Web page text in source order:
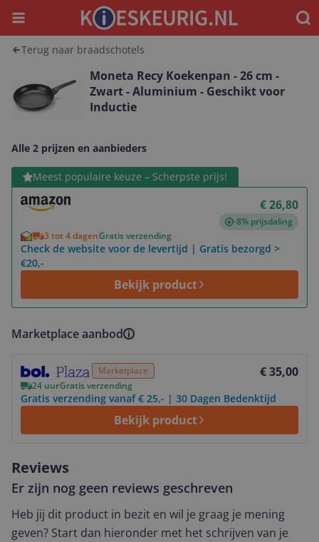
Menu
Terug naar braadschotels
Moneta Recy Koekenpan - 26 cm -
Zwart - Aluminium - Geschikt voor
Inductie
Alle 2 prijzen en aanbieders
Meest populaire keuze – Scherpste prijs!
€ 26,80
-8% prijsdaling
3 tot 4 dagenGratis verzending
Check de website voor de levertijd | Gratis bezorgd >
€20,-
Bekijk product
Bekijk product
Marketplace aanbod
Marketplace € 35,00
24 uurGratis verzending
Gratis verzending vanaf € 25,- | 30 Dagen Bedenktijd
Bekijk product
Reviews
Er zijn nog geen reviews geschreven
Heb jij dit product in bezit en wil je graag je mening
geven? Start dan hieronder met het schrijven van je